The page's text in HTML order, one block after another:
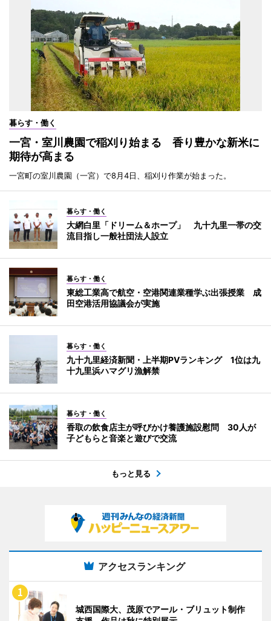
暮らす・働く
一宮・室川農園で稲刈り始まる 香り豊かな新米に
期待が高まる
一宮町の室川農園（一宮）で8月4日、稲刈り作業が始まった。
暮らす・働く
大網白里「ドリーム＆ホープ」 九十九里一帯の交
流目指し一般社団法人設立
暮らす・働く
東総工業高で航空・空港関連業種学ぶ出張授業 成
田空港活用協議会が実施
暮らす・働く
九十九里経済新聞・上半期PVランキング 1位は九
十九里浜ハマグリ漁解禁
暮らす・働く
香取の飲食店主が呼びかけ養護施設慰問 30人が
子どもらと音楽と遊びで交流
もっと見る
アクセスランキング
城西国際大、茂原でアール・ブリュット制作